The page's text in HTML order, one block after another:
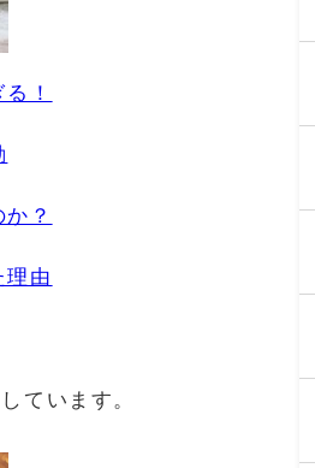
！
？
理由
ています。